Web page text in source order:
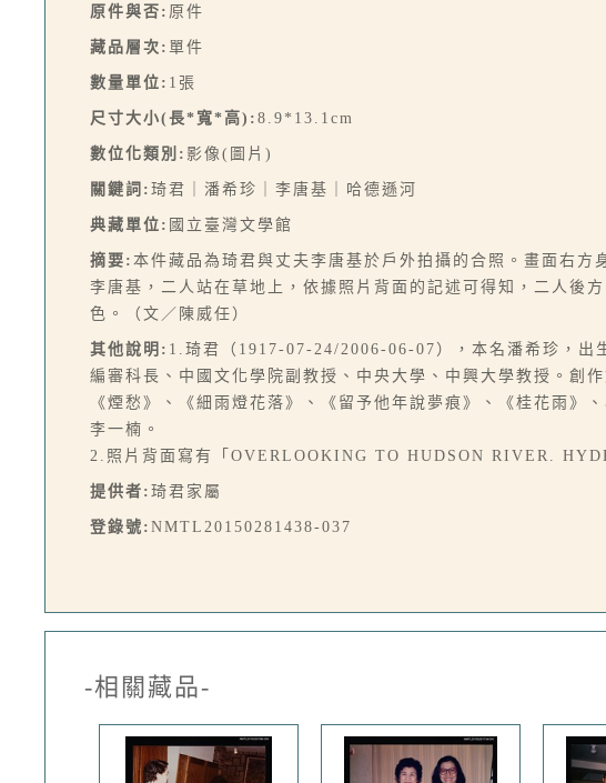
原件與否: 原件
藏品層次: 單件
數量單位: 1張
尺寸大小(長*寬*高): 8.9*13.1cm
數位化類別: 影像(圖片)
關鍵詞: 琦君｜潘希珍｜李唐基｜哈德遜河
典藏單位: 國立臺灣文學館
摘要: 本件藏品為琦君與丈夫李唐基於戶外拍攝的合照。畫面右
李唐基，二人站在草地上，依據照片背面的記述可得知，二人後
色。（文／陳威任）
其他說明: 1.琦君（1917-07-24/2006-06-07），本名潘希珍，出
編審科長、中國文化學院副教授、中央大學、中興大學教授。創
《煙愁》、《細雨燈花落》、《留予他年說夢痕》、《桂花雨
李一楠。
2.照片背面寫有「OVERLOOKING TO HUDSON RIVER.
提供者: 琦君家屬
登錄號: NMTL20150281438-037
-相關藏品-